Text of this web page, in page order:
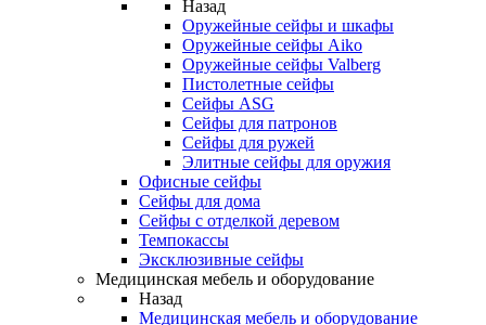
Назад
Оружейные сейфы и шкафы
Оружейные сейфы Aiko
Оружейные сейфы Valberg
Пистолетные сейфы
Сейфы ASG
Сейфы для патронов
Сейфы для ружей
Элитные сейфы для оружия
Офисные сейфы
Сейфы для дома
Сейфы с отделкой деревом
Темпокассы
Эксклюзивные сейфы
Медицинская мебель и оборудование
Назад
Медицинская мебель и оборудование